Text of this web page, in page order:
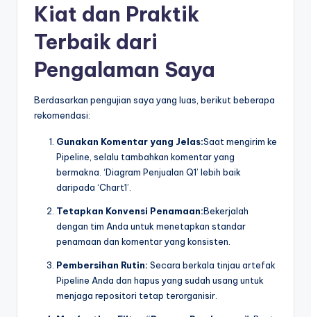
Kiat dan Praktik
Terbaik dari
Pengalaman Saya
Berdasarkan pengujian saya yang luas, berikut beberapa
rekomendasi:
Gunakan Komentar yang Jelas:Saat mengirim ke
Pipeline, selalu tambahkan komentar yang
bermakna. ‘Diagram Penjualan Q1’ lebih baik
daripada ‘Chart1’.
Tetapkan Konvensi Penamaan:Bekerjalah
dengan tim Anda untuk menetapkan standar
penamaan dan komentar yang konsisten.
Pembersihan Rutin: Secara berkala tinjau artefak
Pipeline Anda dan hapus yang sudah usang untuk
menjaga repositori tetap terorganisir.